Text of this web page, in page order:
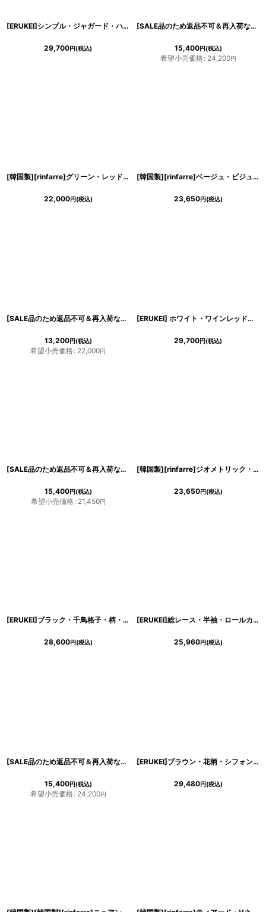
[ERUKEI]シンプル・ジャガード・ハイウエスト・フリルスリーブ・Vネック・Aライン・ロングドレス[山崎みどり着用]《送料＆代引き手数料無料》myall
29,700円(税込)
[SALE品のため返品不可＆再入荷なしの現品限り][韓国製][rinfarre]半袖・フリル・リボン・総レース・膝丈・タイト・ミディアムドレス・ワンピース[山崎みどりちゃん着用][送料無料]
15,400円(税込)
希望小売価格: 24,200円
[韓国製][rinfarre]グリーン・レッド・ウエストビジュー・半袖・パフスリーブ・タイト・ミディアムドレス・ワンピース[山崎みどりちゃん着用] 《送料＆代引き手数料無料》mygr
22,000円(税込)
[韓国製][rinfarre]ベージュ・ビジュー・七分袖・フリル・Vネック・タイト・ミディアムドレス・ワンピース[山崎みどり着用][送料無料]myju
23,650円(税込)
[SALE品のため返品不可＆再入荷なしの現品限り][韓国製][rinfarre]レッド・シンプル・ノースリーブ・Aライン・ミディアムドレス・ワンピース[山崎みどり着用][送料無料]myrd
13,200円(税込)
希望小売価格: 22,000円
[ERUKEI] ホワイト・ワインレッド・ネイビー・レッド・総レース・ベルスリーブ・Aライン・エレガント・ロングドレス[山崎みどり着用][送料無料]mywh
29,700円(税込)
[SALE品のため返品不可＆再入荷なしの現品限り][韓国製][rinfarre]バーガンディー・キャミ紐・部分レース・タイトシルエット・ミディアムドレス[山崎みどりちゃん着用][送料無料]
15,400円(税込)
希望小売価格: 21,450円
[韓国製][rinfarre]ジオメトリック・プリント・カーキ・柄・Vネック・ノースリーブ・タイト・マキシ・ロングドレス・ワンピース[山崎みどり着用][送料無料]mykk
23,650円(税込)
[ERUKEI]ブラック・千鳥格子・柄・ワンショルダー・オフショルダー・モノトーン・タイト・ミ二ドレス・ワンピース[送料無料]mybk
28,600円(税込)
[ERUKEI]総レース・半袖・ロールカラー・ビジューボタン・フェイクポケット・タイト・ミディアムドレス・ワンピース[山崎みどり着用]《送料＆代引き手数料無料》
25,960円(税込)
[SALE品のため返品不可＆再入荷なしの現品限り][韓国製][rinfarre] Vネック・襟付き・七分袖・Aライン・背中リボン・ボタンデザイン・ミディアムドレス[山崎みどりちゃん着用]《送料＆代引き手数料無料》mybk
15,400円(税込)
希望小売価格: 24,200円
[ERUKEI]ブラウン・花柄・シフォン・ティアードフリル・Aライン・レースポイント・ミディアムドレス・ワンピース[送料無料]mybw
29,480円(税込)